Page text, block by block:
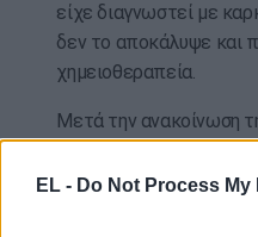
EL - Do Not Process
είχε διαγνωστεί με
δεν το αποκάλυψε και
χημειοθεραπεία.
Μετά την ανακοίνωση
προσκήνιο.